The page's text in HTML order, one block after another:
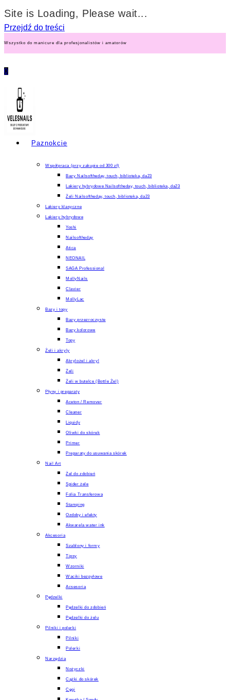
Site is Loading, Please wait...
Przejdź do treści
Wszystko do manicure dla profesjonalistów i amatorów
0
Paznokcie
Współpraca (przy zakupie od 300 zł)
Bazy Nailsoftheday, touch, biblioteka, da23
Lakiery hybrydowe Nailsoftheday, touch, biblioteka, da23
Żeli Nailsoftheday, touch, biblioteka, da23
Lakiery klasyczne
Lakiery hybrydowe
Yoshi
Nailsoftheday
Atica
NEONAIL
SAGA Professional
MollyNails
Clavier
MollyLac
Bazy i topy
Bazy przezroczyste
Bazy kolorowe
Topy
Żeli i akryly
Akrylożel i akryl
Żeli
Żeli w butelce (Bottle Żel)
Płyny i preparaty
Aceton / Remover
Cleaner
Liquidy
Oliwki do skórek
Primer
Preparaty do usuwania skórek
Nail Art
Żel do zdobień
Spider żele
Folia Transferowa
Stamping
Ozdoby i efekty
Akwarela water ink
Akcesoria
Szablony i formy
Tipsy
Wzorniki
Waciki bezpyłowe
Acsesoria
Pędzelki
Pędzelki do zdobień
Pędzelki do żelu
Pilniki i polerki
Pilniki
Polerki
Narzędzia
Nożyczki
Cążki do skórek
Cęgi